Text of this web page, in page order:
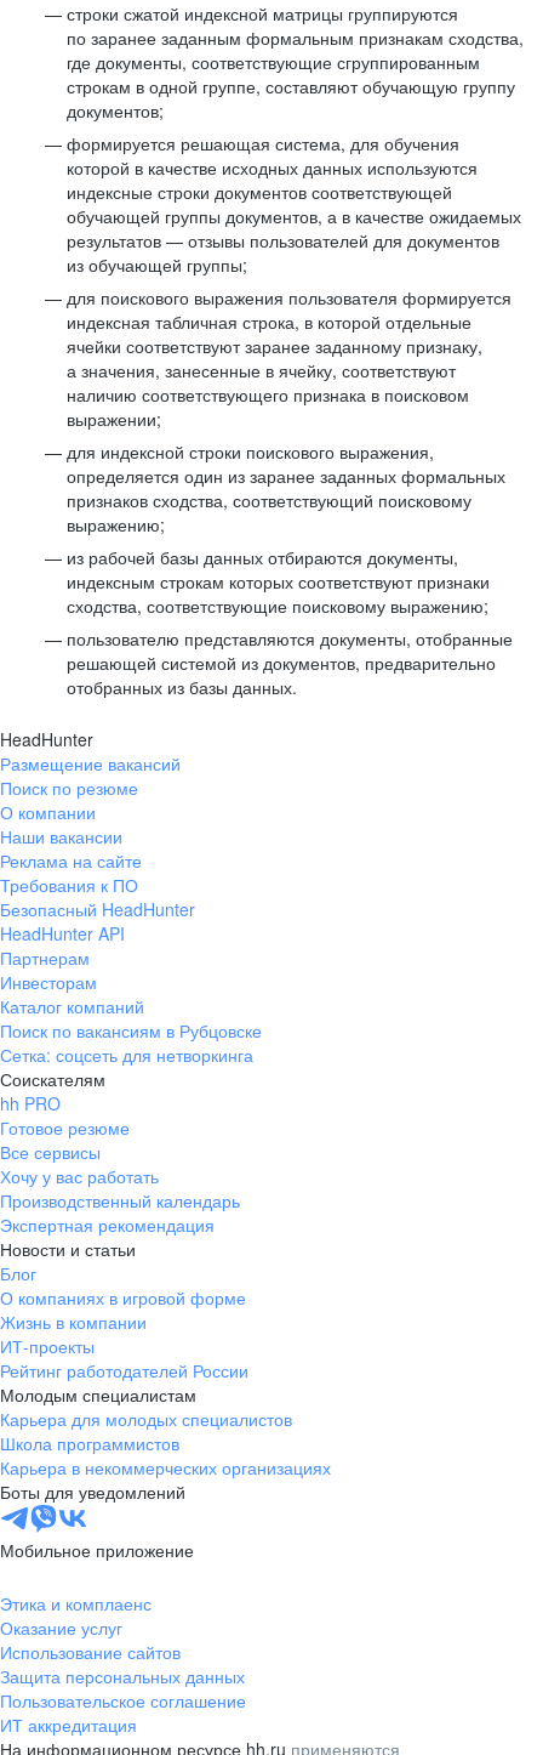
строки сжатой индексной матрицы группируются
по заранее заданным формальным признакам сходства,
где документы, соответствующие сгруппированным
строкам в одной группе, составляют обучающую группу
документов;
формируется решающая система, для обучения
которой в качестве исходных данных используются
индексные строки документов соответствующей
обучающей группы документов, а в качестве ожидаемых
результатов — отзывы пользователей для документов
из обучающей группы;
для поискового выражения пользователя формируется
индексная табличная строка, в которой отдельные
ячейки соответствуют заранее заданному признаку,
а значения, занесенные в ячейку, соответствуют
наличию соответствующего признака в поисковом
выражении;
для индексной строки поискового выражения,
определяется один из заранее заданных формальных
признаков сходства, соответствующий поисковому
выражению;
из рабочей базы данных отбираются документы,
индексным строкам которых соответствуют признаки
сходства, соответствующие поисковому выражению;
пользователю представляются документы, отобранные
решающей системой из документов, предварительно
отобранных из базы данных.
HeadHunter
Размещение вакансий
Поиск по резюме
О компании
Наши вакансии
Реклама на сайте
Требования к ПО
Безопасный HeadHunter
HeadHunter API
Партнерам
Инвесторам
Каталог компаний
Поиск по вакансиям в Рубцовске
Сетка: соцсеть для нетворкинга
Соискателям
hh PRO
Готовое резюме
Все сервисы
Хочу у вас работать
Производственный календарь
Экспертная рекомендация
Новости и статьи
Блог
О компаниях в игровой форме
Жизнь в компании
ИТ-проекты
Рейтинг работодателей России
Молодым специалистам
Карьера для молодых специалистов
Школа программистов
Карьера в некоммерческих организациях
Боты для уведомлений
Мобильное приложение
Этика и комплаенс
Оказание услуг
Использование сайтов
Защита персональных данных
Пользовательское соглашение
ИТ аккредитация
На информационном ресурсе hh.ru применяются